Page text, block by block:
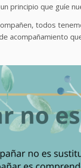
principio que guíe
todos
acompañamiento